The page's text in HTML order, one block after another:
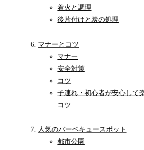
着火と調理
後片付けと炭の処理
マナーとコツ
マナー
安全対策
コツ
子連れ・初心者が安心して
コツ
人気のバーベキュースポット
都市公園